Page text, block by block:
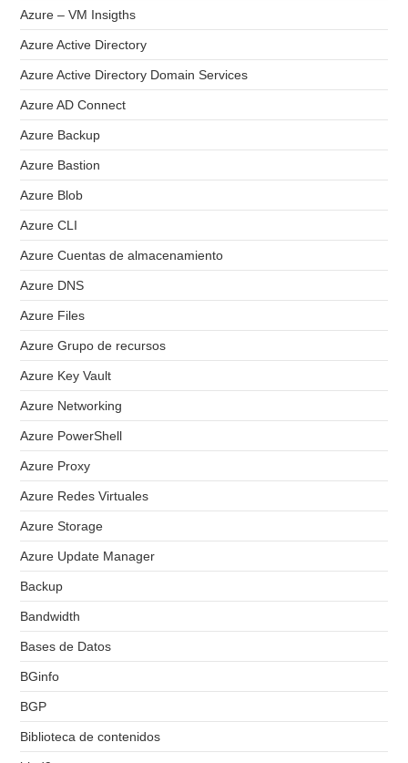
Azure – VM Insigths
Azure Active Directory
Azure Active Directory Domain Services
Azure AD Connect
Azure Backup
Azure Bastion
Azure Blob
Azure CLI
Azure Cuentas de almacenamiento
Azure DNS
Azure Files
Azure Grupo de recursos
Azure Key Vault
Azure Networking
Azure PowerShell
Azure Proxy
Azure Redes Virtuales
Azure Storage
Azure Update Manager
Backup
Bandwidth
Bases de Datos
BGinfo
BGP
Biblioteca de contenidos